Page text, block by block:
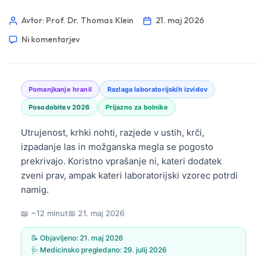
Avtor: Prof. Dr. Thomas Klein
21. maj 2026
Ni komentarjev
Pomanjkanje hranil Razlaga laboratorijskih izvidov
Posodobitev 2026 Prijazno za bolnike
Utrujenost, krhki nohti, razjede v ustih, krči,
izpadanje las in možganska megla se pogosto
prekrivajo. Koristno vprašanje ni, kateri dodatek
zveni prav, ampak kateri laboratorijski vzorec potrdi
namig.
📖 ~12 minut📅 21. maj 2026
📝 Objavljeno: 21. maj 2026
🩺 Medicinsko pregledano: 29. julij 2026